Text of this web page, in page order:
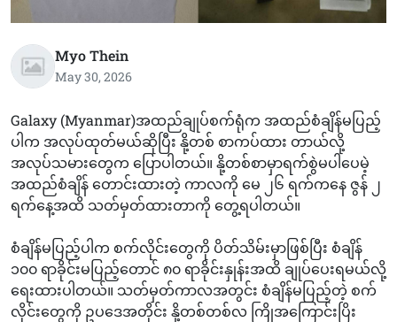
Myo Thein
May 30, 2026
Galaxy (Myanmar)အထည်ချုပ်စက်ရုံက အထည်စံချိန်မပြည့်
ပါက အလုပ်ထုတ်မယ်ဆိုပြီး နို့တစ် စာကပ်ထား တာယ်လို့
အလုပ်သမားတွေက ပြောပါတယ်။ နို့တစ်စာမှာရက်စွဲမပါပေမဲ့
အထည်စံချိန် တောင်းထားတဲ့ ကာလကို မေ ၂၆ ရက်ကနေ ဇွန် ၂
ရက်နေ့အထိ သတ်မှတ်ထားတာကို တွေ့ရပါတယ်။
စံချိန်မပြည့်ပါက စက်လိုင်းတွေကို ပိတ်သိမ်းမှာဖြစ်ပြီး စံချိန်
၁၀၀ ရာခိုင်းမပြည့်တောင် ၈၀ ရာခိုင်းနှုန်းအထိ ချုပ်ပေးရမယ်လို့
ရေးထားပါတယ်။ သတ်မှတ်ကာလအတွင်း စံချိန်မပြည့်တဲ့ စက်
လိုင်းတွေကို ဥပဒေအတိုင်း နို့တစ်တစ်လ ကြိုအကြောင်းပြိး